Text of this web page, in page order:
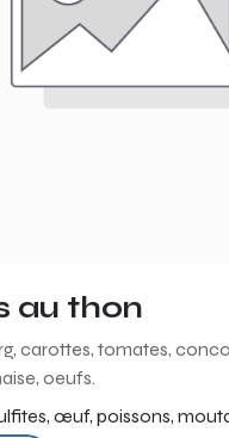
au thon
carottes, tomates,
oeufs.
œuf, poissons,